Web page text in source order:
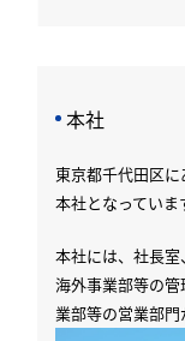
本社
東京都千代⽥区
本社となっていま
本社には、社⻑
海外事業部等の管
業部等の営業部⾨